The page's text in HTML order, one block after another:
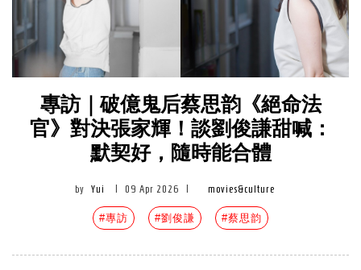
專訪｜破億鬼后蔡思韵《絕命法
官》對決張家輝！談劉俊謙甜喊：
默契好，隨時能合體
by Yui 09 Apr 2026 movies&culture
#專訪 #劉俊謙 #蔡思韵